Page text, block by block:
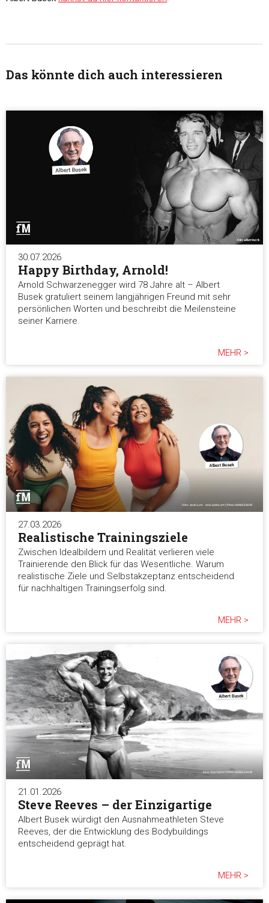
Präferenzen
Statistiken
Alle akzeptieren
Auswahl erlauben
Das könnte dich auch interessieren
30.07.2026
Happy Birthday, Arnold!
Arnold Schwarzenegger wird 78 Jahre alt – Albert
Busek gratuliert seinem langjährigen Freund mit sehr
persönlichen Worten und beschreibt die Meilensteine
seiner Karriere.
MEHR >
27.03.2026
Realistische Trainingsziele
Zwischen Idealbildern und Realität verlieren viele
Trainierende den Blick für das Wesentliche. Warum
realistische Ziele und Selbstakzeptanz entscheidend
für nachhaltigen Trainingserfolg sind.
MEHR >
21.01.2026
Steve Reeves – der Einzigartige
Albert Busek würdigt den Ausnahmeathleten Steve
Reeves, der die Entwicklung des Bodybuildings
entscheidend geprägt hat.
MEHR >